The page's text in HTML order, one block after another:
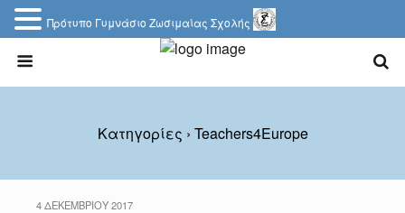
Κατηγορίες › Teachers4Europe
4 ΔΕΚΕΜΒΡΊΟΥ 2017
Πρότυπο Γυμνάσιο Ζωσιμαίας Σχολής